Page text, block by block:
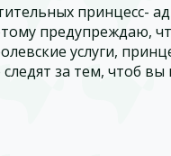
принцесс-
предупреждаю,
услуги,
за тем, чтоб